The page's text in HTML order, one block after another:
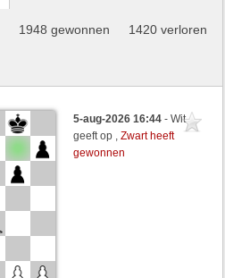
1948 gewonnen 1420 verloren
5-aug-2026 16:44- Wit
geeft op ,Zwart heeft
gewonnen